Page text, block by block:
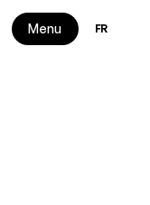
Menu FR